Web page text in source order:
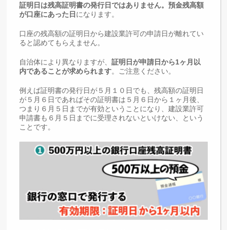
証明日は残高証明書の発行日ではありません。預金残高額
が口座にあった日 になります。
口座の残高額の証明日から建設業許可の申請日が離れてい
ると認めてもらえません。
自治体により異なりますが、証明日が申請日から1ヶ月以
内であることが求められます。ご注意ください。
例えば証明書の発行日が５月１０日でも、残高額の証明日
が５月６日であればその証明書は５月６日から１ヶ月後、
つまり６月５日までが有効ということになり、建設業許可
申請書も６月５日までに受理されないといけない、という
ことです。